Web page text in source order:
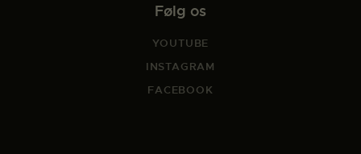
Følg os
YOUTUBE
INSTAGRAM
FACEBOOK